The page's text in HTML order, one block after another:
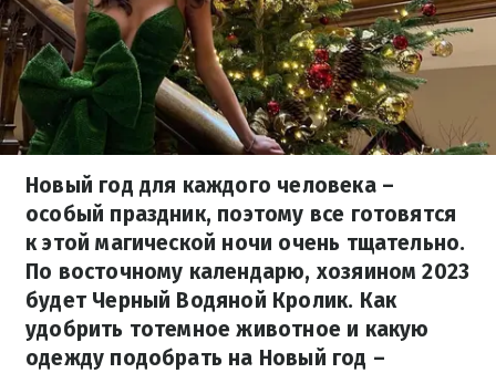
Новый год для каждого человека –
особый праздник, поэтому все готовятся
к этой магической ночи очень тщательно.
По восточному календарю, хозяином 2023
будет Черный Водяной Кролик. Как
удобрить тотемное животное и какую
одежду подобрать на Новый год –